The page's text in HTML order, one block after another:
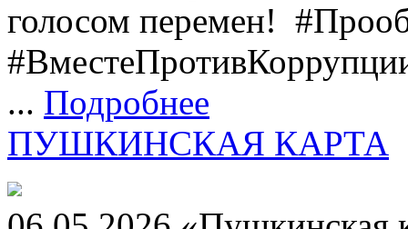
голосом перемен!
... Подробнее
ПУШКИНСКАЯ КАРТА